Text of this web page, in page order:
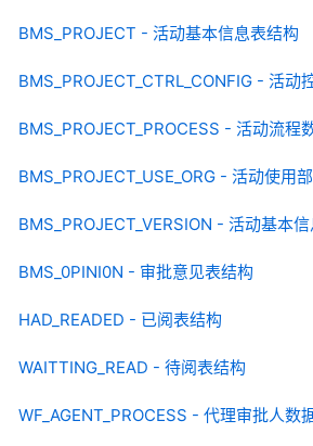
BMS_PROJECT - 活动基本信息表结构
BMS_PROJECT_CTRL_CONFIG - 活动
BMS_PROJECT_PROCESS - 活动流程
BMS_PROJECT_USE_ORG - 活动使用
BMS_PROJECT_VERSION - 活动基本
BMS_0PINI0N - 审批意见表结构
HAD_READED - 已阅表结构
WAITTING_READ - 待阅表结构
WF_AGENT_PROCESS - 代理审批人数